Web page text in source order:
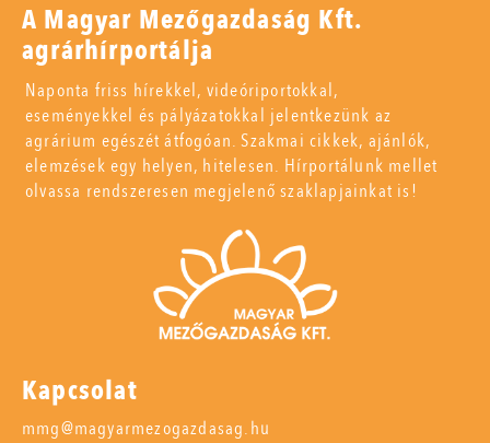
A Magyar Mezőgazdaság Kft.
agrárhírportálja
Naponta friss hírekkel, videóriportokkal,
eseményekkel és pályázatokkal jelentkezünk az
agrárium egészét átfogóan. Szakmai cikkek, ajánlók,
elemzések egy helyen, hitelesen. Hírportálunk mellet
olvassa rendszeresen megjelenő szaklapjainkat is!
Kapcsolat
mmg@magyarmezogazdasag.hu